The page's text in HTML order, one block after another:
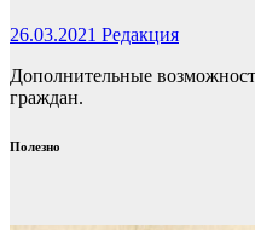
26.03.2021 Редакция
Дополнительные
граждан.
Полезно